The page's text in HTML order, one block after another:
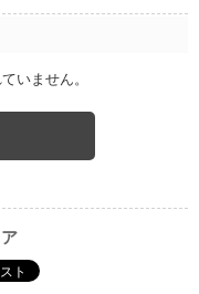
いません。